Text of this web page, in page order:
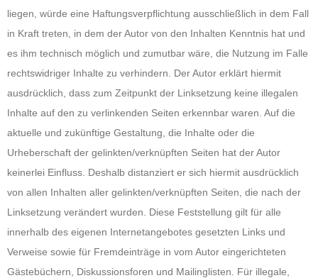
liegen, würde eine Haftungsverpflichtung ausschließlich in dem Fall
in Kraft treten, in dem der Autor von den Inhalten Kenntnis hat und
es ihm technisch möglich und zumutbar wäre, die Nutzung im Falle
rechtswidriger Inhalte zu verhindern. Der Autor erklärt hiermit
ausdrücklich, dass zum Zeitpunkt der Linksetzung keine illegalen
Inhalte auf den zu verlinkenden Seiten erkennbar waren. Auf die
aktuelle und zukünftige Gestaltung, die Inhalte oder die
Urheberschaft der gelinkten/verknüpften Seiten hat der Autor
keinerlei Einfluss. Deshalb distanziert er sich hiermit ausdrücklich
von allen Inhalten aller gelinkten/verknüpften Seiten, die nach der
Linksetzung verändert wurden. Diese Feststellung gilt für alle
innerhalb des eigenen Internetangebotes gesetzten Links und
Verweise sowie für Fremdeinträge in vom Autor eingerichteten
Gästebüchern, Diskussionsforen und Mailinglisten. Für illegale,